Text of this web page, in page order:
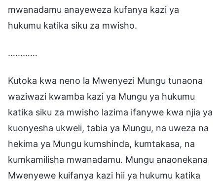
mwanadamu anayeweza kufanya kazi ya
hukumu katika siku za mwisho.
…………
Kutoka kwa neno la Mwenyezi Mungu tunaona
waziwazi kwamba kazi ya Mungu ya hukumu
katika siku za mwisho lazima ifanywe kwa njia ya
kuonyesha ukweli, tabia ya Mungu, na uweza na
hekima ya Mungu kumshinda, kumtakasa, na
kumkamilisha mwanadamu. Mungu anaonekana
Mwenyewe kuifanya kazi hii ya hukumu katika